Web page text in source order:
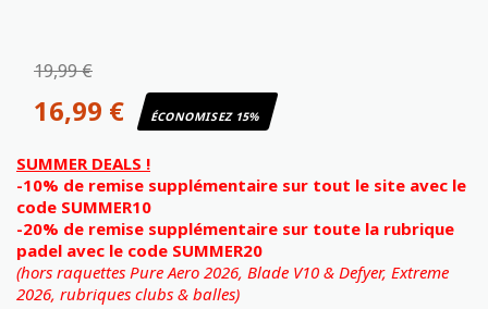
19,99 €
16,99 € ÉCONOMISEZ 15%
SUMMER DEALS !
-10% de remise supplémentaire sur tout le site avec le
code SUMMER10
-20% de remise supplémentaire sur toute la rubrique
padel avec le code SUMMER20
(hors raquettes Pure Aero 2026, Blade V10 & Defyer, Extreme
2026, rubriques clubs & balles)